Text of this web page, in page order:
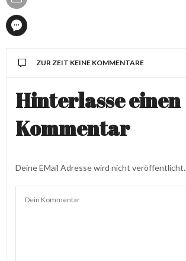
ZUR ZEIT KEINE KOMMENTARE
Hinterlasse einen
Kommentar
Deine EMail Adresse wird nicht veröffentlicht.